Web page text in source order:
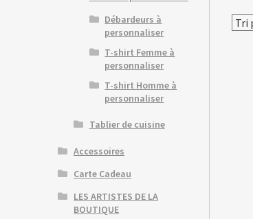
Débardeurs à
personnaliser
T-shirt Femme à
personnaliser
T-shirt Homme à
personnaliser
Tablier de cuisine
Accessoires
Carte Cadeau
LES ARTISTES DE LA
BOUTIQUE